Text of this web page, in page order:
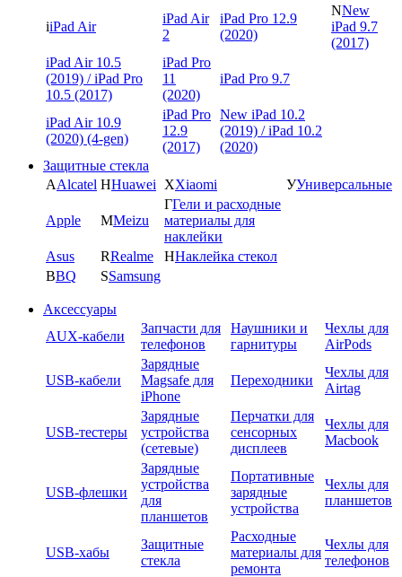
iiPad Air
iPad Air
2
iPad Pro 12.9
(2020)
NNew
iPad 9.7
(2017)
iPad Air 10.5
(2019) / iPad Pro
10.5 (2017)
iPad Pro
11
(2020)
iPad Pro 9.7
iPad Air 10.9
(2020) (4-gen)
iPad Pro
12.9
(2017)
New iPad 10.2
(2019) / iPad 10.2
(2020)
Защитные стекла
AAlcatel HHuawei XXiaomi УУниверсальные
Apple MMeizu
ГГели и расходные
материалы для
наклейки
Asus
RRealme ННаклейка стекол
BBQ SSamsung
Аксессуары
AUX-кабели
Запчасти для
телефонов
Наушники и
гарнитуры
Чехлы для
AirPods
USB-кабели
Зарядные
Magsafe для
iPhone
Переходники
Чехлы для
Airtag
USB-тестеры
Зарядные
устройства
(сетевые)
Перчатки для
сенсорных
дисплеев
Чехлы для
Macbook
USB-флешки
Зарядные
устройства
для
планшетов
Портативные
зарядные
устройства
Чехлы для
планшетов
USB-хабы
Защитные
стекла
Расходные
материалы для
ремонта
Чехлы для
телефонов